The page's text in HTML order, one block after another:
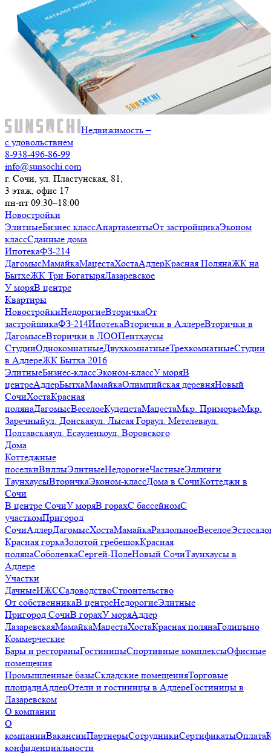
Недвижимость –
с удовольствием
8-938-496-86-99
info@sunsochi.com
г. Сочи, ул. Пластунская, 81,
3 этаж, офис 17
пн-пт 09:30–18:00
Новостройки
ЭлитныеБизнес классАпартаментыОт застройщикаЭконом
классСданные дома
ИпотекаФЗ-214
ДагомысМамайкаМацестаХостаАдлерКрасная ПолянаЖК на
БытхеЖК Три БогатыряЛазаревское
У моряВ центре
Квартиры
НовостройкиНедорогиеВторичкаОт
застройщикаФЗ-214ИпотекаВторички в АдлереВторички в
ДагомысеВторички в ЛООПентхаусы
СтудииОднокомнатныеДвухкомнатныеТрехкомнатныеСтудии
в АдлереЖК Бытха 2016
ЭлитныеБизнес-классЭконом-классУ моряВ
центреАдлерБытхаМамайкаОлимпийская деревняНовый
СочиХостаКрасная
полянаДагомысВеселоеКудепстаМацестаМкр. ПриморьеМкр.
Заречныйул. Донскаяул. Лысая Гораул. Метелеваул.
Полтавскаяул. Есауленкоул. Воровского
Дома
Коттеджные
поселкиВиллыЭлитныеНедорогиеЧастныеЭллинги
ТаунхаусыВторичкаЭконом-классДома в СочиКоттеджи в
Сочи
В центре СочиУ моряВ горахС бассейномС
участкомПригород
СочиАдлерДагомысХостаМамайкаРаздольноеВеселое
Красная горкаЗолотой гребешокКрасная
полянаСоболевкаСергей-ПолеНовый СочиТаунхаусы в
Адлере
Участки
ДачныеИЖССадоводствоСтроительство
От собственникаВ центреНедорогиеЭлитные
Пригород СочиВ горахУ моряАдлер
ЛазаревскаяМамайкаМацестаХостаКрасная полянаГолицыно
Коммерческие
Бары и рестораныГостиницыСпортивные комплексыОфисные
помещения
Промышленные базыСкладские помещенияТорговые
площадиАдлерОтели и гостиницы в АдлереГостиницы в
Лазаревском
О компании
О
компанииВакансииПартнерыСотрудникиСертификатыОплата
конфиденциальности